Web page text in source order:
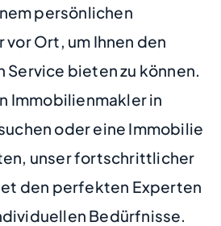
persönlichen
Ort, um Ihnen den
bieten zu können.
Immobilienmakler in
oder eine Immobilie
unser fortschrittlicher
den perfekten Experten
Bedürfnisse.